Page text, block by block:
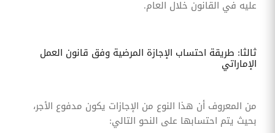
عليه في القانون خلال العام.
ثالثا: طريقة احتساب الإجازة المرضية وفق قانون العمل
الإماراتي
من المعروف أن هذا النوع من الإجازات يكون مدفوع الأجر،
بحيث يتم احتسابها على النحو التالي: